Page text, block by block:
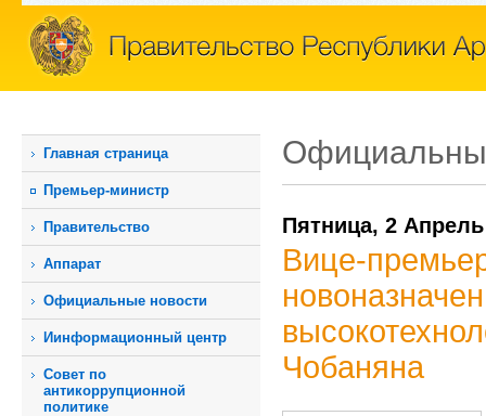
Главная страница
Премьер-министр
Правительство
Аппарат
Официальные новости
Иинформационный центр
Совет по
антикоррупционной
политике
Пятница, 2 Апрель
Вице-
Чобаняна